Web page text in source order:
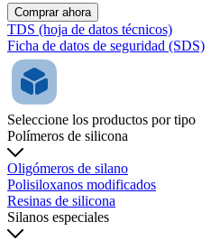
Comprar ahora
TDS (hoja de datos técnicos)
Ficha de datos de seguridad (SDS)
Seleccione los productos por tipo
Polímeros de silicona
Oligómeros de silano
Polisiloxanos modificados
Resinas de silicona
Silanos especiales